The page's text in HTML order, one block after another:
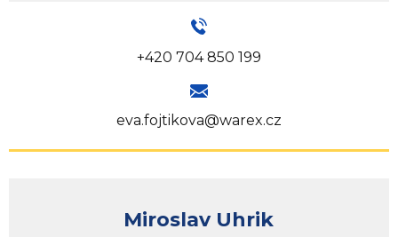
+420 704 850 199
eva.fojtikova@warex.cz
Miroslav Uhrik